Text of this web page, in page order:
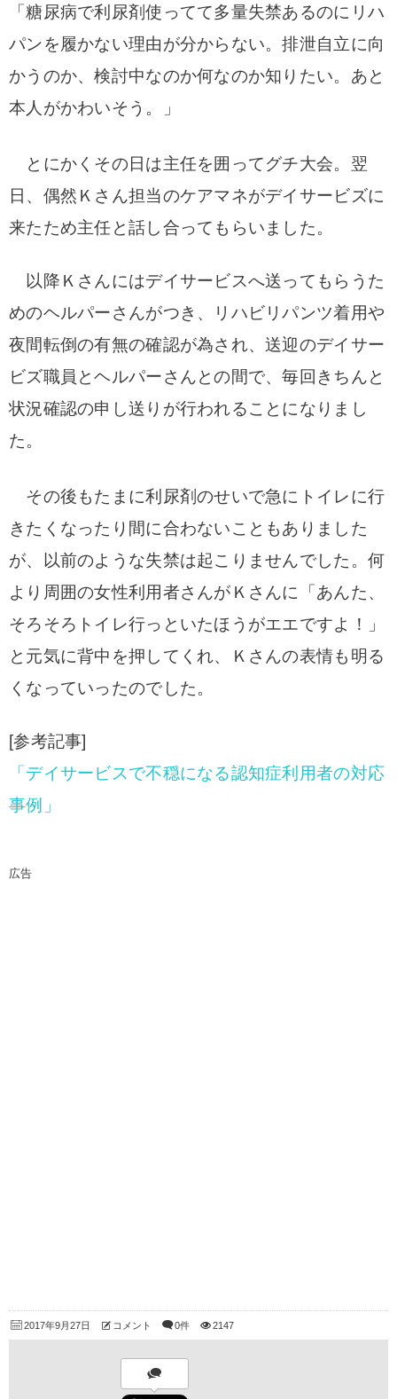
「糖尿病で利尿剤使ってて多量失禁あるのにリハ
パンを履かない理由が分からない。排泄自立に向
かうのか、検討中なのか何なのか知りたい。あと
本人がかわいそう。」
とにかくその日は主任を囲ってグチ大会。翌
日、偶然Ｋさん担当のケアマネがデイサービズに
来たため主任と話し合ってもらいました。
以降Ｋさんにはデイサービスへ送ってもらうた
めのヘルパーさんがつき、リハビリパンツ着用や
夜間転倒の有無の確認が為され、送迎のデイサー
ビズ職員とヘルパーさんとの間で、毎回きちんと
状況確認の申し送りが行われることになりまし
た。
その後もたまに利尿剤のせいで急にトイレに行
きたくなったり間に合わないこともありました
が、以前のような失禁は起こりませんでした。何
より周囲の女性利用者さんがＫさんに「あんた、
そろそろトイレ行っといたほうがエエですよ！」
と元気に背中を押してくれ、Ｋさんの表情も明る
くなっていったのでした。
[参考記事]
「デイサービスで不穏になる認知症利用者の対応
事例」
広告
2017年9月27日 コメント 0件 2147